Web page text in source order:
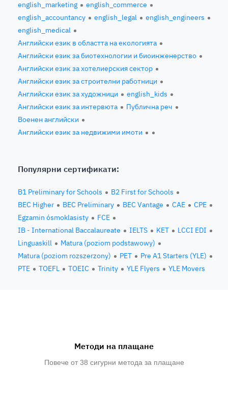
english_marketing
english_commerce
english_accountancy
english_legal
english_engineers
english_medical
Английски език в областта на екологията
Английски език за биотехнологии и биоинженерство
Английски език за хотелиерския сектор
Английски език за строителни работници
Английски език за художници
english_kids
Английски език за интервюта
Публична реч
Военен английски
Английски език за недвижими имоти
Популярни сертификати:
B1 Preliminary for Schools
B2 First for Schools
BEC Higher
BEC Preliminary BEC Vantage CAE
CPE
Egzamin ósmoklasisty
FCE
IB - International Baccalaureate
IELTS KET
LCCI EDI
Linguaskill
Matura (poziom podstawowy)
Matura (poziom rozszerzony)
PET
Pre A1 Starters (YLE)
PTE
TOEFL TOEIC Trinity YLE Flyers YLE Movers
Методи на плащане
Повече от 38 сигурни метода за плащане